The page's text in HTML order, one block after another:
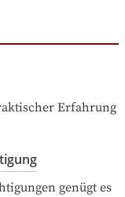
Erfahrung
genügt es